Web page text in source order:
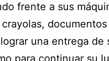
frente a sus
una entrega de